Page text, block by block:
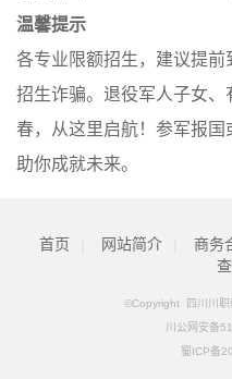
温馨提示
各专业限额招生，建议提
招生诈骗。退役军人子女
春，从这里启航！参军报
助你成就未来。
首页 网站简介 商务
©Copyright 四川川职
川公网安备
蜀ICP备